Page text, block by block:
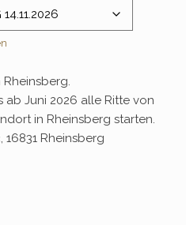
Rheinsberg.
ab Juni 2026 alle Ritte von
in Rheinsberg starten.
16831 Rheinsberg
Menge